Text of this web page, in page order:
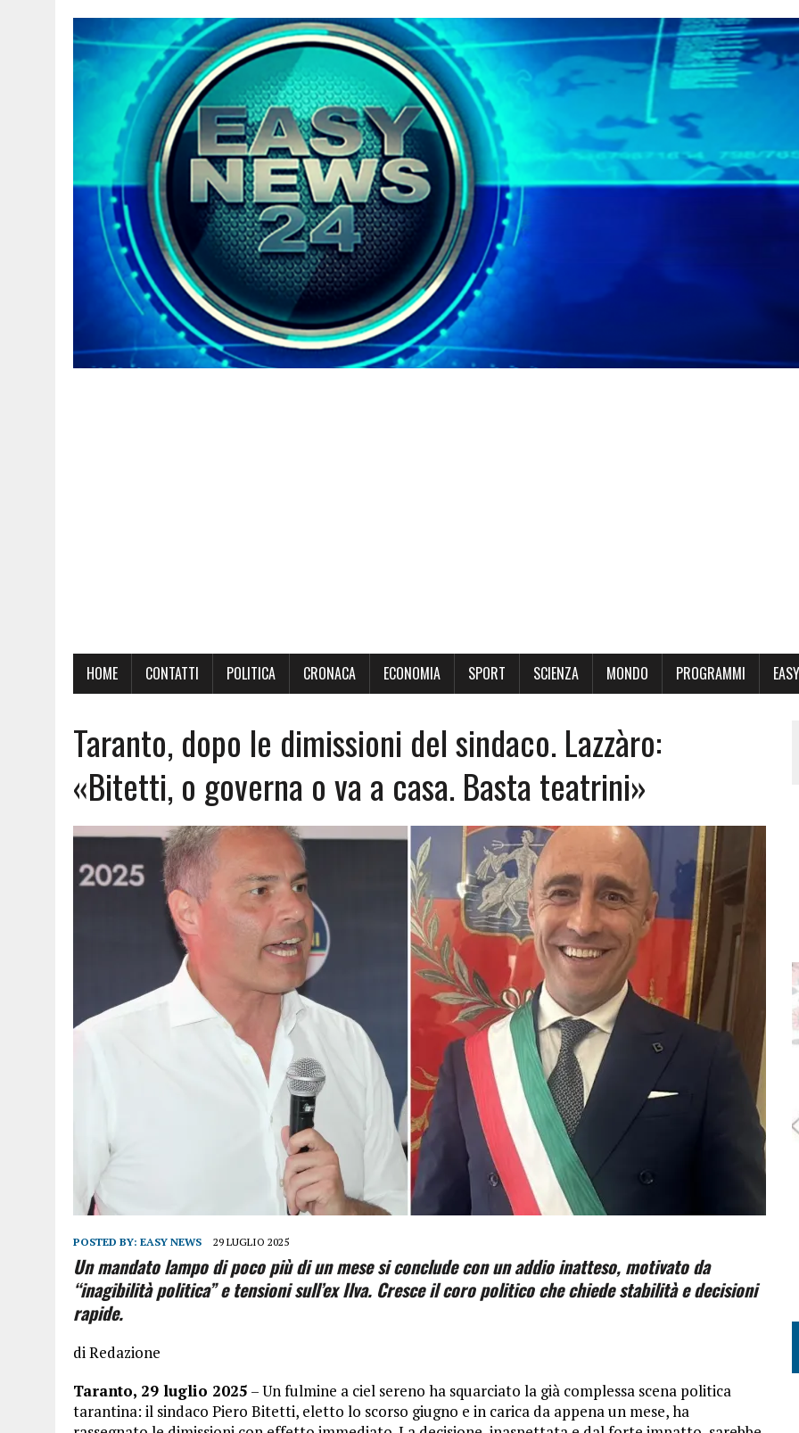
HOME CONTATTI POLITICA CRONACA ECONOMIA SPORT SCIENZA MONDO PROGRAMMI
Taranto, dopo le dimissioni del sindaco. Lazzàro:
«Bitetti, o governa o va a casa. Basta teatrini»
POSTED BY: EASY NEWS 29 LUGLIO 2025
Un mandato lampo di poco più di un mese si conclude con un addio inatteso, motivato da
“inagibilità politica” e tensioni sull’ex Ilva. Cresce il coro politico che chiede stabilità e decisioni
rapide.
di Redazione
Taranto, 29 luglio 2025 – Un fulmine a ciel sereno ha squarciato la già complessa scena politica
tarantina: il sindaco Piero Bitetti, eletto lo scorso giugno e in carica da appena un mese, ha